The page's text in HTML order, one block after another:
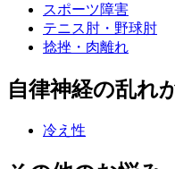
スポーツ障害
テニス肘・野球肘
捻挫・肉離れ
自律神経の乱れ
冷え性